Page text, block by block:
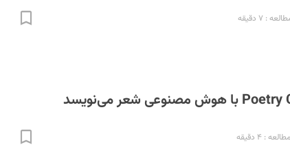
: ۷ دقیقه
: ۴ دقیقه